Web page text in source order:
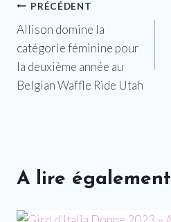
Navigation
de
l’article
PRÉCÉDENT
Allison domine la
catégorie féminine pour
la deuxième année au
Belgian Waffle Ride Utah
A lire également